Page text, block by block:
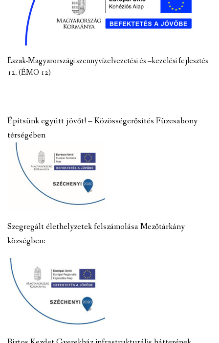
Észak-Magyarországi szennyvízelvezetési és –kezelési fejlesztés
12. (ÉMO 12)
Építsünk együtt jövőt! – Közösségerősítés Füzesabony
térségében
Szegregált élethelyzetek felszámolása Mezőtárkány
községben: